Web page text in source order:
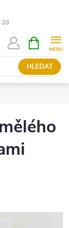
20
HLEDAT
NÁKUPNÍ
KOŠÍK